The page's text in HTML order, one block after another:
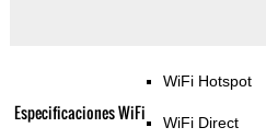
Especificaciones WiFi
WiFi Hotspot
WiFi Direct